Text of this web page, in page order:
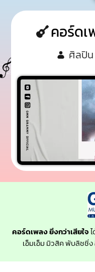
คอร์ดเ
ศิลปิน
คอร์ดเพลง ยิ่งกว่าเสียใจ
เอ็มเอ็ม มิวสิค พับลิชชิ่ง